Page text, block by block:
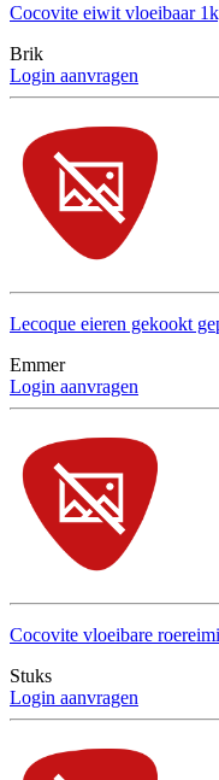
Cocovite eiwit vloeibaar
Brik
Login aanvragen
Lecoque eieren gekookt
Emmer
Login aanvragen
Cocovite vloeibare
Stuks
Login aanvragen